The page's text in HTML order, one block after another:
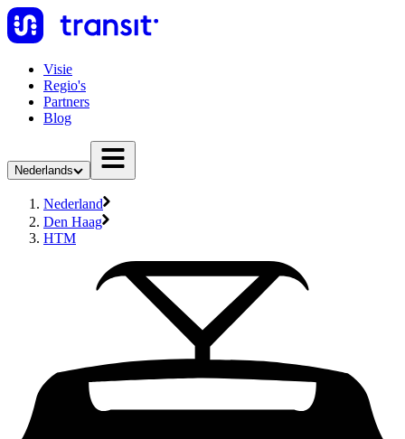
Visie
Regio's
Partners
Blog
Nederlands
Nederland
Den Haag
HTM